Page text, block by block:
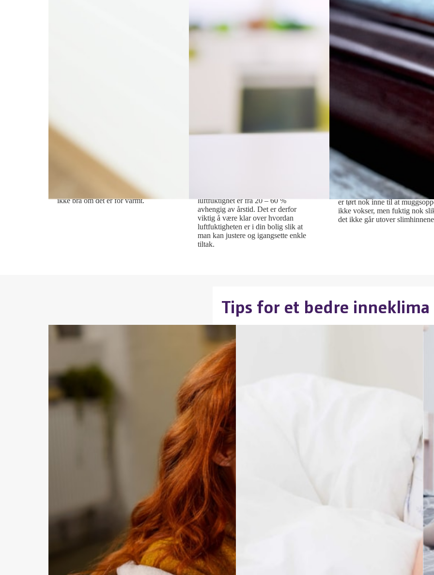
Ikke for kaldt, men
heller ikke for
Det er deilig å ha det godt og varmt
inne når det er kaldt ute, men det er
ikke bra om det er for varmt.
LUFTFUKTIGHET
Slik måler du
luftfuktighet er fra 20 – 60 %
avhengig av årstid. Det er derfor
viktig å være klar over hvordan
luftfuktigheten er i din bolig slik at
man kan justere og igangsette enkle
tiltak.
8 grunner til
høy
Høy luftfuktighet er i
ikke skadelig for oss
lenge det ikke gir grobunn for
muggsopp. Det er derfor viktig
er tørt nok inne til at
ikke vokser, men fuktig nok
det ikke går utover
LUFTFUKTIGHET
Tips for et bedre inneklima